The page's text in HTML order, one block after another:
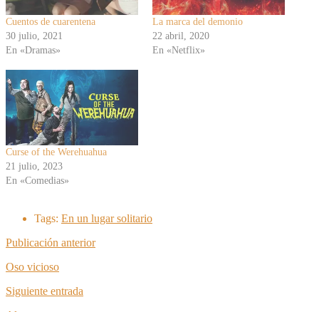
Cuentos de cuarentena
30 julio, 2021
En «Dramas»
La marca del demonio
22 abril, 2020
En «Netflix»
Curse of the Werehuahua
21 julio, 2023
En «Comedias»
Tags: En un lugar solitario
Publicación anterior
Oso vicioso
Siguiente entrada